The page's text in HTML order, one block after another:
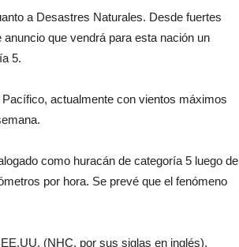
a Desastres Naturales. Desde fuertes
que vendrá para esta nación un
5.
actualmente con vientos máximos
como huracán de categoría 5 luego de
por hora. Se prevé que el fenómeno
(NHC, por sus siglas en inglés),